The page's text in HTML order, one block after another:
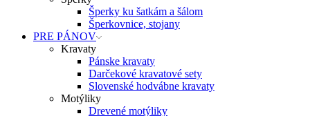
Šperky ku šatkám a šálom
Šperkovnice, stojany
PRE PÁNOV
Kravaty
Pánske kravaty
Darčekové kravatové sety
Slovenské hodvábne kravaty
Motýliky
Drevené motýliky